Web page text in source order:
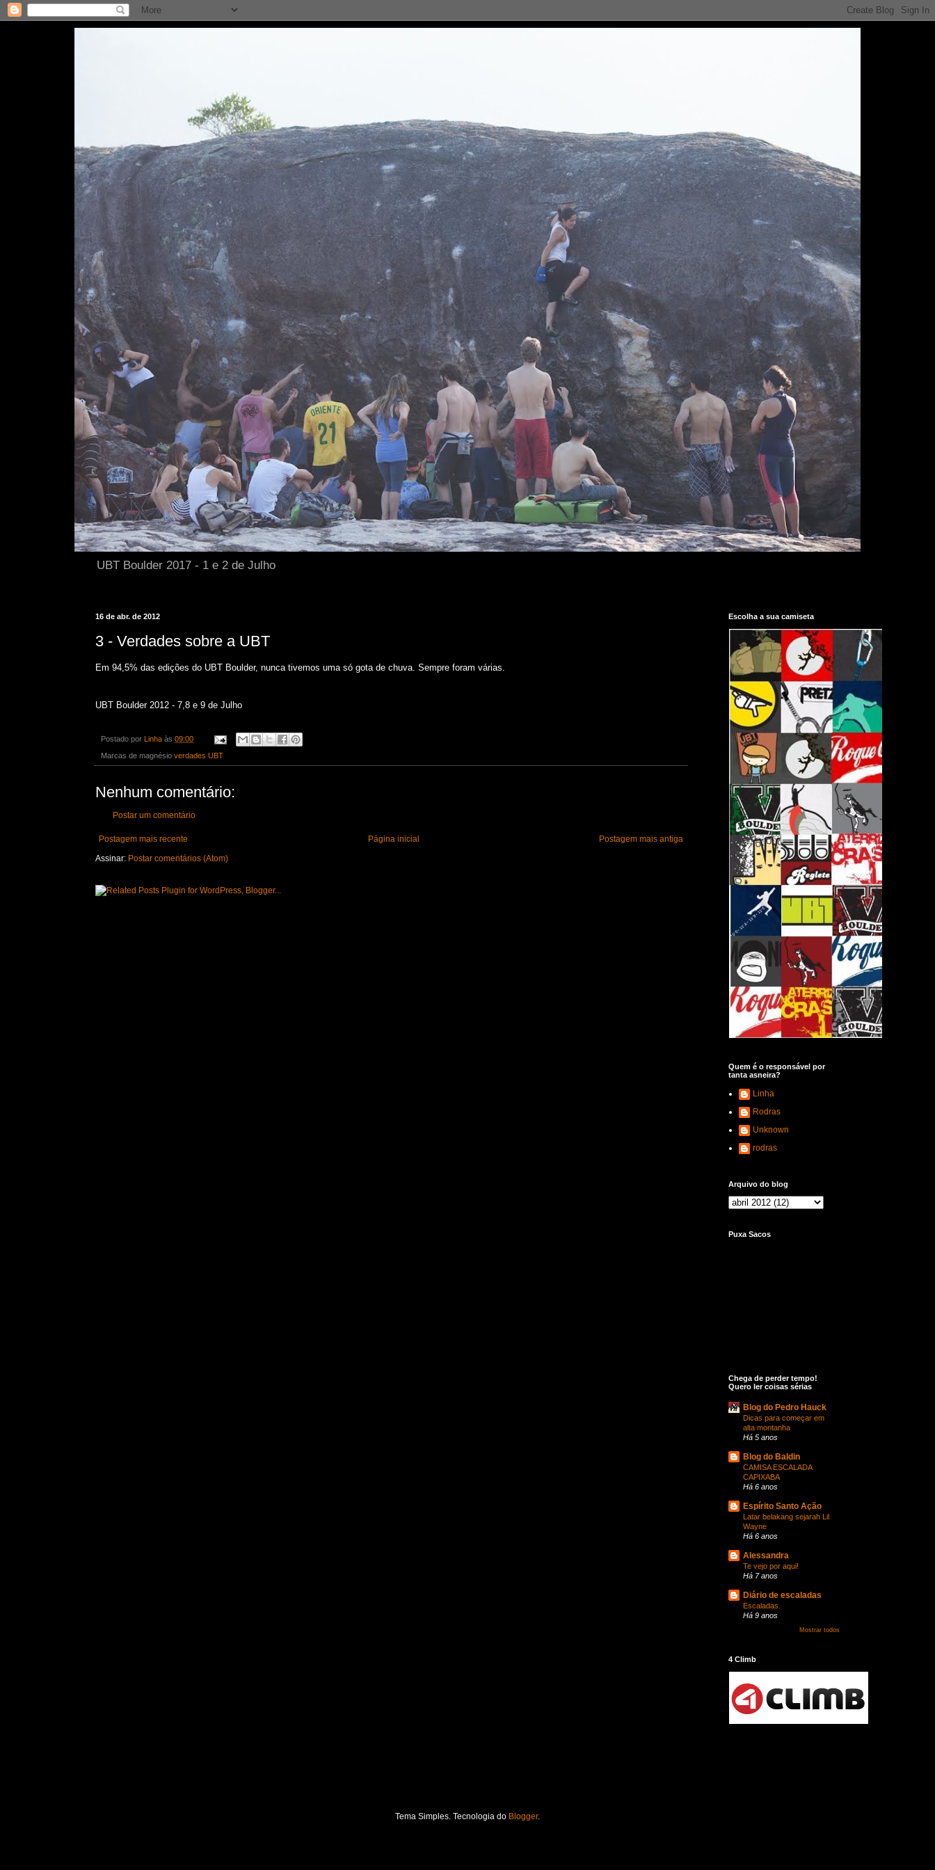
UBT Boulder 2017 - 1 e 2 de Julho
16 de abr. de 2012
3 - Verdades sobre a UBT
Em 94,5% das edições do UBT Boulder, nunca tivemos uma só gota de chuva. Sempre foram várias.
UBT Boulder 2012 - 7,8 e 9 de Julho
Postado por Linha às 09:00
Marcas de magnésio verdades UBT
Nenhum comentário:
Postar um comentário
Postagem mais recente Postagem mais antiga
Página inicial
Assinar: Postar comentários (Atom)
Escolha a sua camiseta
Quem é o responsável por
tanta asneira?
Linha
Rodras
Unknown
rodras
Arquivo do blog
Puxa Sacos
Chega de perder tempo!
Quero ler coisas sérias
Blog do Pedro Hauck
Dicas para começar em
alta montanha
Há 5 anos
Blog do Baldin
CAMISA ESCALADA
CAPIXABA
Há 6 anos
Espírito Santo Ação
Latar belakang sejarah Lil
Wayne
Há 6 anos
Alessandra
Te vejo por aqui!
Há 7 anos
Diário de escaladas
Escaladas.
Há 9 anos
Mostrar todos
4 Climb
Tema Simples. Tecnologia do Blogger.